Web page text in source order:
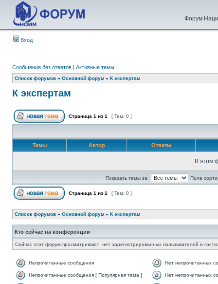
Форум
Вход
Сообщения без ответов | Активные темы
Список форумов » Основной форум » К экспертам
К экспертам
Страница 1 из 1 [ Тем: 0 ]
Темы Автор Ответы
В этом
Показать темы за: Поле
Страница 1 из 1 [ Тем: 0 ]
Список форумов » Основной форум » К экспертам
Кто сейчас на конференции
Сейчас этот форум просматривают: нет зарегистрированных пользователей и
Непрочитанные сообщения Нет непрочитанных
Непрочитанные сообщения [ Популярная тема ] Нет непрочитанных